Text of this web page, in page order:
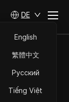
DE
English
繁體中文
Русский
Tiếng Việt
auf
einen